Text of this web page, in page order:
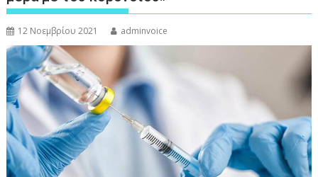
12 Νοεμβρίου 2021 adminvoice